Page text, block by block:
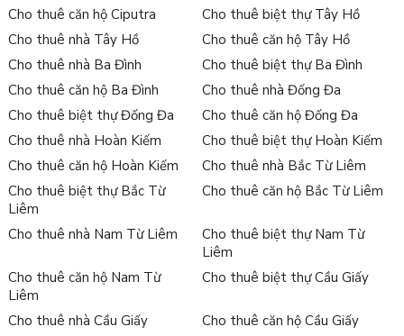
Cho thuê căn hộ Ciputra
Cho thuê biệt thự Tây Hồ
Cho thuê nhà Tây Hồ
Cho thuê căn hộ Tây Hồ
Cho thuê nhà Ba Đình
Cho thuê biệt thự Ba Đình
Cho thuê căn hộ Ba Đình
Cho thuê nhà Đống Đa
Cho thuê biệt thự Đống Đa
Cho thuê căn hộ Đống Đa
Cho thuê nhà Hoàn Kiếm
Cho thuê biệt thự Hoàn Kiếm
Cho thuê căn hộ Hoàn Kiếm
Cho thuê nhà Bắc Từ Liêm
Cho thuê biệt thự Bắc Từ
Liêm
Cho thuê căn hộ Bắc Từ Liêm
Cho thuê nhà Nam Từ Liêm
Cho thuê biệt thự Nam Từ
Liêm
Cho thuê căn hộ Nam Từ
Liêm
Cho thuê biệt thự Cầu Giấy
Cho thuê nhà Cầu Giấy
Cho thuê căn hộ Cầu Giấy